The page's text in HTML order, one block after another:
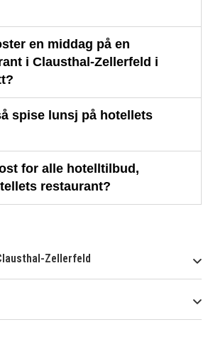
en middag på en
i Clausthal-Zellerfeld i
spise lunsj på hotellets
for alle hotelltilbud,
restaurant?
Zellerfeld